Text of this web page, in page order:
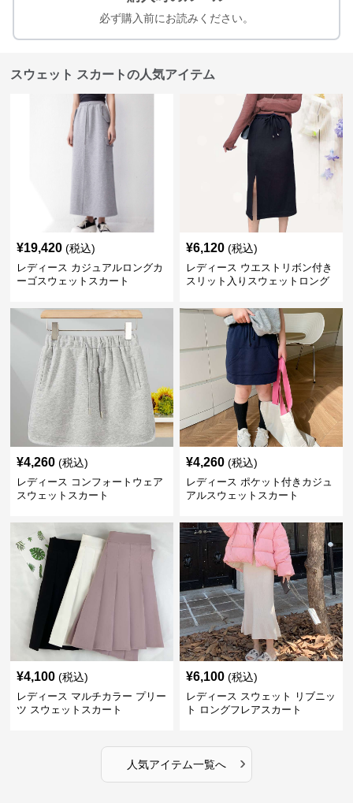
必ず購入前にお読みください。
スウェット スカートの人気アイテム
¥19,420 (税込)
レディース カジュアルロングカ
ーゴスウェットスカート
¥6,120 (税込)
レディース ウエストリボン付き
スリット入りスウェットロング
¥4,260 (税込)
レディース コンフォートウェア
スウェットスカート
¥4,260 (税込)
レディース ポケット付きカジュ
アルスウェットスカート
¥4,100 (税込)
レディース マルチカラー プリー
ツ スウェットスカート
¥6,100 (税込)
レディース スウェット リブニッ
ト ロングフレアスカート
人気アイテム一覧へ ›